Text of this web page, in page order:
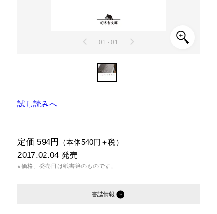
01 - 01
試し読みへ
定価 594円 （本体540円＋税）
2017.02.04 発売
※価格、発売日は紙書籍のものです。
書誌情報